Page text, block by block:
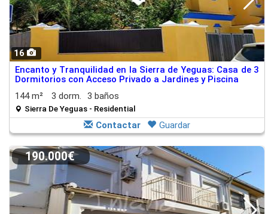
16
Encanto y Tranquilidad en la Sierra de Yeguas: Casa de 3
Dormitorios con Acceso Privado a Jardines y Piscina
144 m²
3 dorm. 3 baños
Sierra De Yeguas - Residential
Contactar Guardar
190.000€